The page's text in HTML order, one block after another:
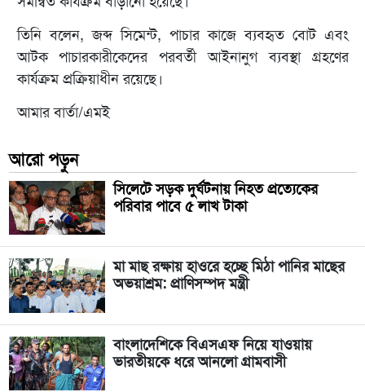
তিনি বলেন, জব্দ সিমেন্ট, পাচার কাজে ব্যবহৃত বোট এবং
আটক পাচারকারীকেদের পরবর্তী আইনানুগ ব্যবস্থা গ্রহণের
কার্যক্রম প্রক্রিয়াধীন রয়েছে।
আমার বার্তা/এমই
আরো পড়ুন
সিলেটে সড়ক দুর্ঘটনায় নিহত প্রত্যেকের
পরিবার পাবে ৫ লাখ টাকা
মা মাছ রক্ষায় হাওরে হচ্ছে মিঠা পানির মাছের
অভয়াশ্রম: প্রাণিসম্পদ মন্ত্রী
বাংলাদেশিকে বিএসএফ নিয়ে যাওয়ায়
ভারতীয়কে ধরে আনলো গ্রামবাসী